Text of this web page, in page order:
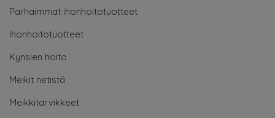
Parhaimmat ihonhoitotuotteet
Ihonhoitotuotteet
Kynsien hoito
Meikit netistä
Meikkitarvikkeet